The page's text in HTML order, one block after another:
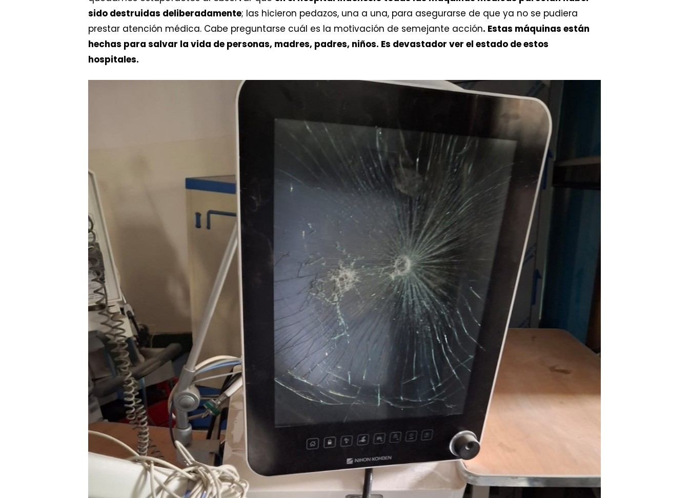
sido destruidas deliberadamente; las hicieron pedazos, una a una, para asegurarse de que ya no se pudiera
prestar atención médica. Cabe preguntarse cuál es la motivación de semejante acción. Estas máquinas están
hechas para salvar la vida de personas, madres, padres, niños. Es devastador ver el estado de estos
hospitales.